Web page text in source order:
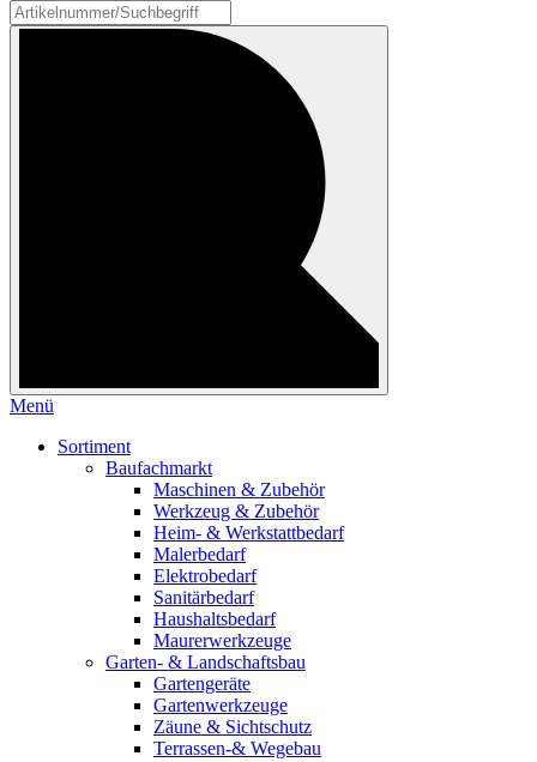
Menü
Sortiment
Baufachmarkt
Maschinen & Zubehör
Werkzeug & Zubehör
Heim- & Werkstattbedarf
Malerbedarf
Elektrobedarf
Sanitärbedarf
Haushaltsbedarf
Maurerwerkzeuge
Garten- & Landschaftsbau
Gartengeräte
Gartenwerkzeuge
Zäune & Sichtschutz
Terrassen-& Wegebau